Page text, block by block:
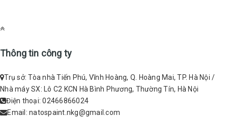
Thông tin công ty
Trụ sở: Tòa nhà Tiến Phú, Vĩnh Hoàng, Q. Hoàng Mai, TP. Hà Nội /
Nhà máy SX: Lô C2 KCN Hà Bình Phương, Thường Tín, Hà Nội
Điện thoại:02466866024
Email: natospaint.nkg@gmail.com